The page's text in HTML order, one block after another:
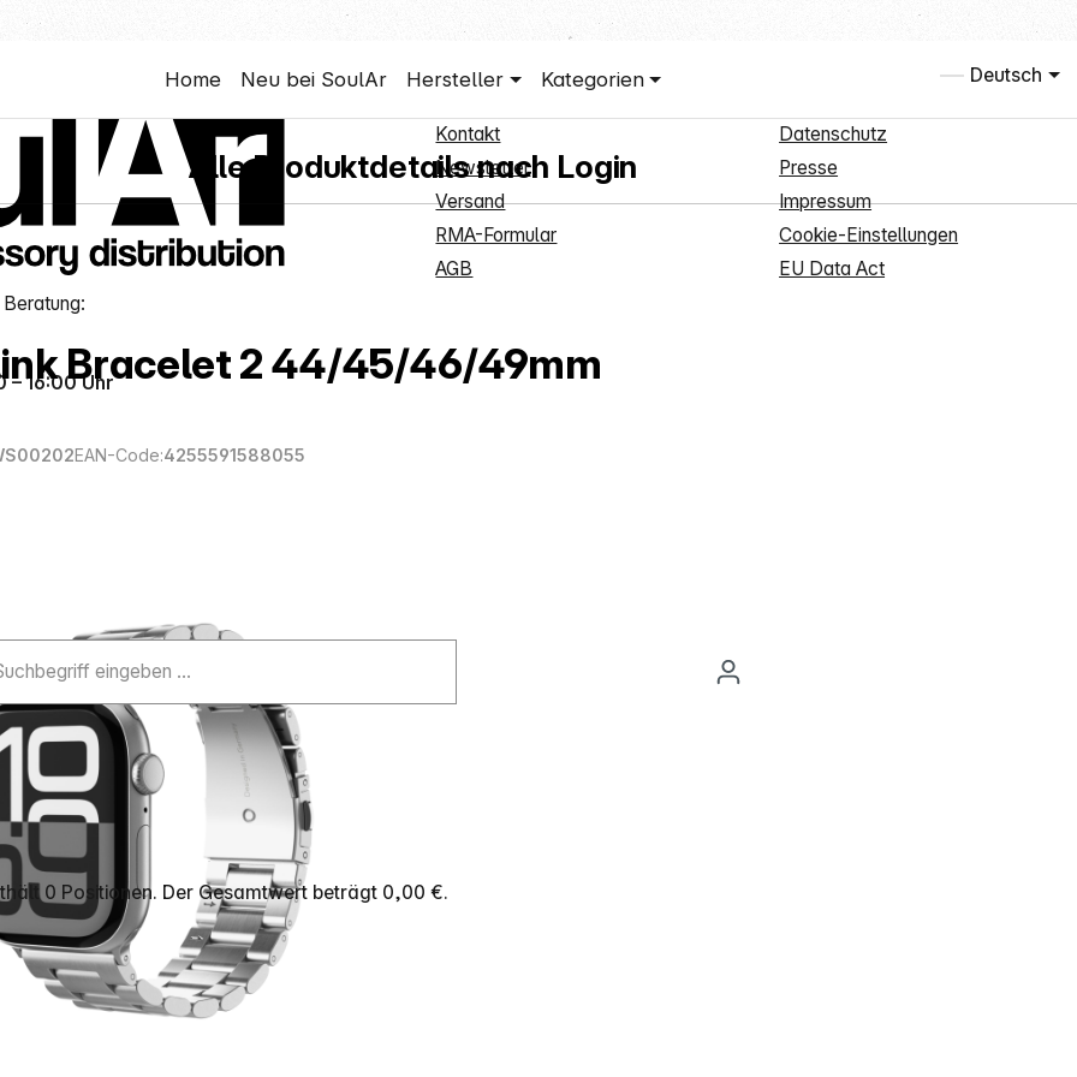
Deutsch
0 Positionen. Der Gesamtwert beträgt 0,00 €.
Home Neu bei SoulAr Hersteller Kategorien
Alle Produktdetails nach Login
Bracelet 2 44/45/46/49mm
EAN-Code:4255591588055
– 16:00 Uhr
Kontakt
Newsletter
Versand
RMA-Formular
AGB
Datenschutz
Presse
Impressum
Cookie-Einstellungen
EU Data Act